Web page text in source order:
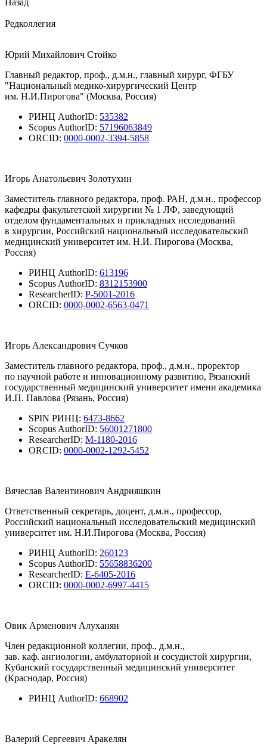
Редколлегия
Юрий Михайлович Стойко
Главный редактор, проф., д.м.н., главный хирург, ФГБУ
"Национальный медико-хирургический Центр
им. Н.И.Пирогова" (Москва, Россия)
РИНЦ AuthorID: 535382
Scopus AuthorID: 57196063849
ORCID: 0000-0002-3394-5858
Игорь Анатольевич Золотухин
Заместитель главного редактора, проф. РАН, д.м.н., профессор
кафедры факультетской хирургии № 1 ЛФ, заведующий
отделом фундаментальных и прикладных исследований
в хирургии, Российский национальный исследовательский
медицинский университет им. Н.И. Пирогова (Москва,
Россия)
РИНЦ AuthorID: 613196
Scopus AuthorID: 8312153900
ResearcherID: P-5001-2016
ORCID: 0000-0002-6563-0471
Игорь Александрович Сучков
Заместитель главного редактора, проф., д.м.н., проректор
по научной работе и инновационному развитию, Рязанский
государственный медицинский университет имени академика
И.П. Павлова (Рязань, Россия)
SPIN РИНЦ: 6473-8662
Scopus AuthorID: 56001271800
ResearcherID: M-1180-2016
ORCID: 0000-0002-1292-5452
Вячеслав Валентинович Андрияшкин
Ответственный секретарь, доцент, д.м.н., профессор,
Российский национальный исследовательский медицинский
университет им. Н.И.Пирогова (Москва, Россия)
РИНЦ AuthorID: 260123
Scopus AuthorID: 55658836200
ResearcherID: E-6405-2016
ORCID: 0000-0002-6997-4415
Овик Арменович Алуханян
Член редакционной коллегии, проф., д.м.н.,
зав. каф. ангиологии, амбулаторной и сосудистой хирургии,
Кубанский государственный медицинский университет
(Краснодар, Россия)
РИНЦ AuthorID: 668902
Валерий Сергеевич Аракелян